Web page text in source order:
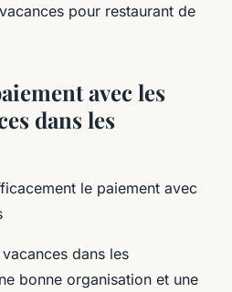
pour restaurant de
avec les
dans les
le paiement avec
dans les
bonne organisation et une